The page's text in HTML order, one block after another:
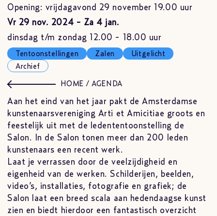
Opening: vrijdagavond 29 november 19.00 uur
Vr 29 nov. 2024 - Za 4 jan.
dinsdag t/m zondag 12.00 - 18.00 uur
Tentoonstellingen Zalen
Uitgelicht
Archief
HOME / AGENDA
Aan het eind van het jaar pakt de Amsterdamse
kunstenaarsvereniging Arti et Amicitiae groots en
feestelijk uit met de ledententoonstelling de
Salon. In de Salon tonen meer dan 200 leden
kunstenaars een recent werk.
Laat je verrassen door de veelzijdigheid en
eigenheid van de werken. Schilderijen, beelden,
video’s, installaties, fotografie en grafiek; de
Salon laat een breed scala aan hedendaagse kunst
zien en biedt hierdoor een fantastisch overzicht